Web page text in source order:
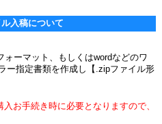
入稿について
ーマット、もしくはwordなどのワ
ー指定書類を作成し【.zipファイル形
お手続き時に必要となりますので、